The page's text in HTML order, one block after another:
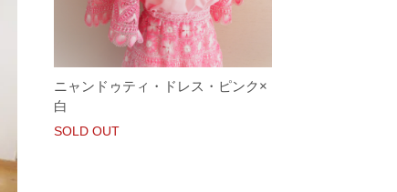
ニャンドゥティ・ドレス・ピンク×
白
SOLD OUT